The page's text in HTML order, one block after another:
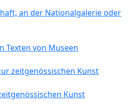
an der Nationalgalerie oder
Texten von Museen
zeitgenössischen Kunst
Kunst